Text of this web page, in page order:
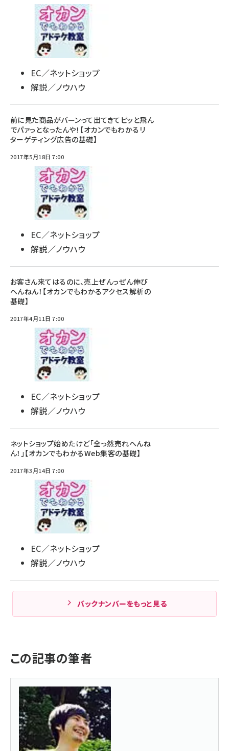
EC／ネットショップ
解説／ノウハウ
前に見た商品がバーンって出てきてピッと飛ん
でパァっとなったんや！【オカンでもわかるリ
ターゲティング広告の基礎】
2017年5月18日 7:00
EC／ネットショップ
解説／ノウハウ
お客さん来てはるのに、売上ぜんっぜん伸び
へんねん！【オカンでもわかるアクセス解析の
基礎】
2017年4月11日 7:00
EC／ネットショップ
解説／ノウハウ
ネットショップ始めたけど「全っ然売れへんね
ん！」【オカンでもわかるWeb集客の基礎】
2017年3月14日 7:00
EC／ネットショップ
解説／ノウハウ
バックナンバーをもっと見る
この記事の筆者